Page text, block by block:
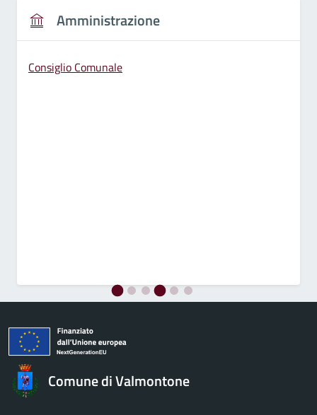
Amministrazione
Consiglio Comunale
Comune di Valmontone